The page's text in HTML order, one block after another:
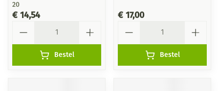
20
€ 14,54
Bestel
€ 17,00
Bestel